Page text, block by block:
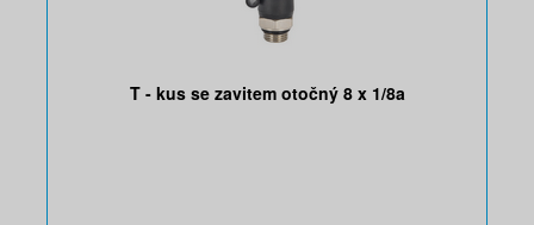
T - kus se zavitem otočný 8 x 1/8a